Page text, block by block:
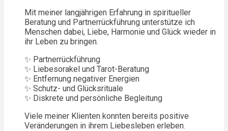
Mit meiner langjährigen Erfahrung in spiritueller
Beratung und Partnerrückführung unterstütze ich
Menschen dabei, Liebe, Harmonie und Glück wieder in
ihr Leben zu bringen.
✨ Partnerrückführung
✨ Liebesorakel und Tarot-Beratung
✨ Entfernung negativer Energien
✨ Schutz- und Glücksrituale
✨ Diskrete und persönliche Begleitung
Viele meiner Klienten konnten bereits positive
Veränderungen in ihrem Liebesleben erleben.